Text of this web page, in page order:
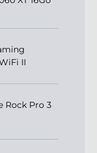
II
Rock Pro 3